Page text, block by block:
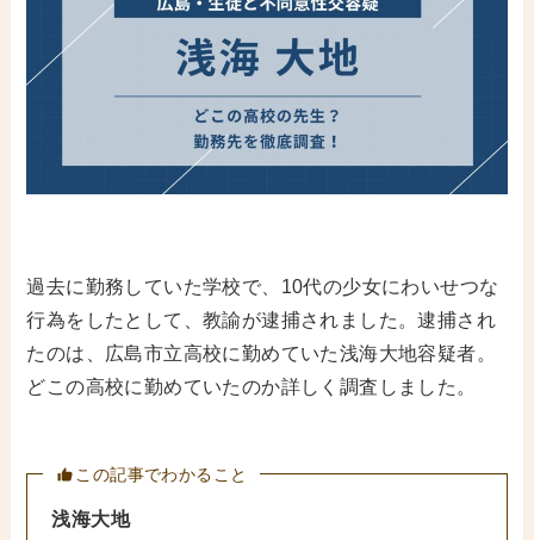
過去に勤務していた学校で、10代の少女にわいせつな
行為をしたとして、教諭が逮捕されました。逮捕され
たのは、広島市立高校に勤めていた浅海大地容疑者。
どこの高校に勤めていたのか詳しく調査しました。
この記事でわかること
浅海大地